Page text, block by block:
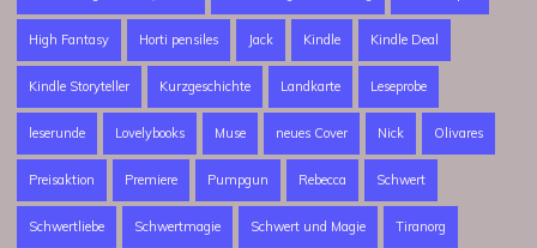
High Fantasy Horti pensiles Jack Kindle Kindle Deal
Kindle Storyteller Kurzgeschichte Landkarte Leseprobe
leserunde Lovelybooks Muse neues Cover Nick Olivares
Preisaktion Premiere Pumpgun Rebecca Schwert
Schwertliebe Schwertmagie Schwert und Magie Tiranorg